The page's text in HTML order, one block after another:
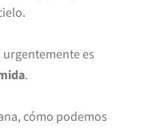
urgentemente es
.
cómo podemos